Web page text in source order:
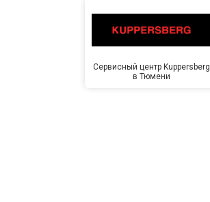
Сервисный центр Kuppersberg
в Тюмени